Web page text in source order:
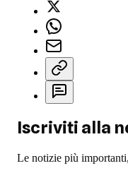
Iscriviti alla
Le notizie più